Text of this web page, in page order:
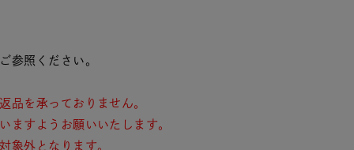
参照ください。
品を承っておりません。
ますようお願いいたします。
象外となります。